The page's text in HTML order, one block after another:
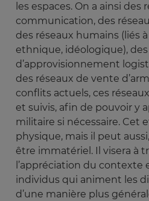
les espaces. On a ainsi des
communication, des
des réseaux humains (liés
ethnique, idéologique), des
d’approvisionnement
des réseaux de vente
conflits actuels, ces
et suivis, afin de pouvoir y
militaire si nécessaire. Cet
physique, mais il peut
être immatériel. Il visera à
l’appréciation du contexte
individus qui animent les
d’une manière plus